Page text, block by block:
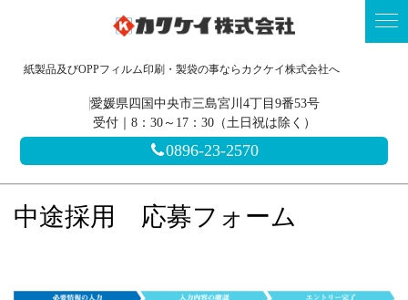
紙製品及びOPPフィルム印刷・製袋の事ならカクケイ株式会社へ
愛媛県四国中央市三島宮川4丁目9番53号
受付｜8：30～17：30（土日祝は除く）
0896-23-2570
中途採用 応募フォーム